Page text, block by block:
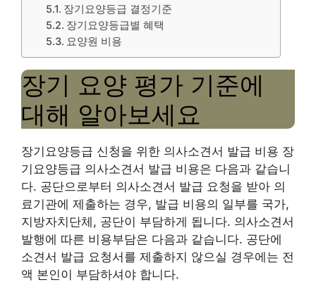
장기요양등급 결정기준
장기요양등급별 혜택
요양원 비용
장기 요양 평가 기준에
대해 알아보세요
장기요양등급 신청을 위한 의사소견서 발급 비용 장
기요양등급 의사소견서 발급 비용은 다음과 같습니
다. 공단으로부터 의사소견서 발급 요청을 받아 의
료기관에 제출하는 경우, 발급 비용의 일부를 국가,
지방자치단체, 공단이 부담하게 됩니다. 의사소견서
발행에 따른 비용부담은 다음과 같습니다. 공단에
소견서 발급 요청서를 제출하지 않으실 경우에는 전
액 본인이 부담하셔야 합니다.